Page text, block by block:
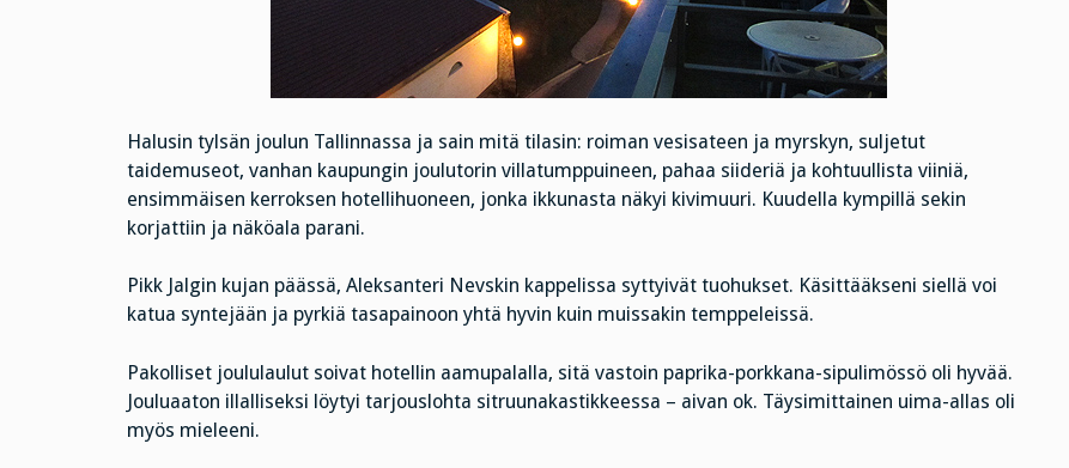
Halusin tylsän joulun Tallinnassa ja sain mitä tilasin: roiman vesisateen ja myrskyn, suljetut
taidemuseot, vanhan kaupungin joulutorin villatumppuineen, pahaa siideriä ja kohtuullista viiniä,
ensimmäisen kerroksen hotellihuoneen, jonka ikkunasta näkyi kivimuuri. Kuudella kympillä sekin
korjattiin ja näköala parani.
Pikk Jalgin kujan päässä, Aleksanteri Nevskin kappelissa syttyivät tuohukset. Käsittääkseni siellä voi
katua syntejään ja pyrkiä tasapainoon yhtä hyvin kuin muissakin temppeleissä.
Pakolliset joululaulut soivat hotellin aamupalalla, sitä vastoin paprika-porkkana-sipulimössö oli hyvää.
Jouluaaton illalliseksi löytyi tarjouslohta sitruunakastikkeessa – aivan ok. Täysimittainen uima-allas oli
myös mieleeni.